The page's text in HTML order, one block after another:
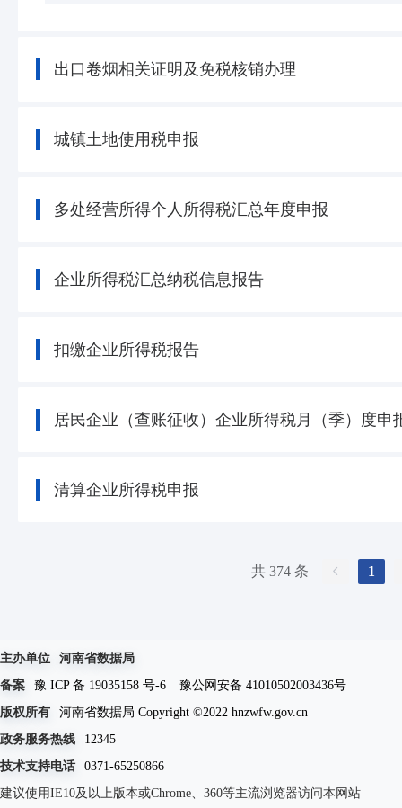
出口卷烟相关证明及免税核销办理
城镇土地使用税申报
多处经营所得个人所得税汇总年度申报
企业所得税汇总纳税信息报告
扣缴企业所得税报告
居民企业（查账征收）企业所得税月（季）度申
清算企业所得税申报
共 374 条 1
主办单位
河南省数据局
备案
豫 ICP 备 19035158 号-6
豫公网安备 41010502003436号
版权所有
河南省数据局 Copyright ©2022 hnzwfw.gov.cn
政务服务热线
12345
技术支持电话
0371-65250866
建议使用IE10及以上版本或Chrome、360等主流浏览器访问本网站